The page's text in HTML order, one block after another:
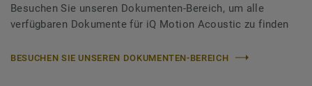
Besuchen Sie unseren Dokumenten-Bereich, um alle
verfügbaren Dokumente für iQ Motion Acoustic zu finden
BESUCHEN SIE UNSEREN DOKUMENTEN-BEREICH